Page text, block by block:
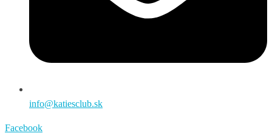
info@katiesclub.sk
Facebook